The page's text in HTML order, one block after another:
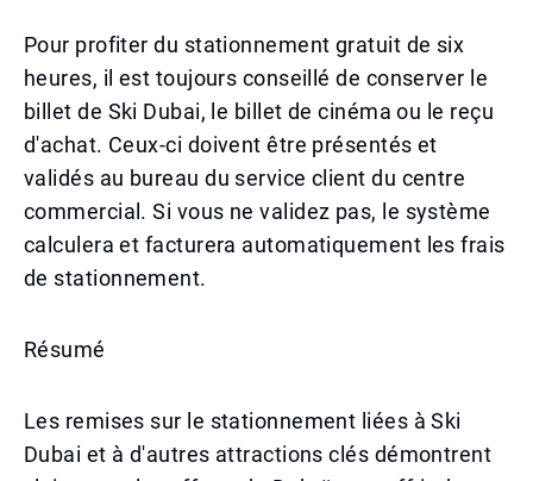
Pour profiter du stationnement gratuit de six
heures, il est toujours conseillé de conserver le
billet de Ski Dubai, le billet de cinéma ou le reçu
d'achat. Ceux-ci doivent être présentés et
validés au bureau du service client du centre
commercial. Si vous ne validez pas, le système
calculera et facturera automatiquement les frais
de stationnement.
Résumé
Les remises sur le stationnement liées à Ski
Dubai et à d'autres attractions clés démontrent